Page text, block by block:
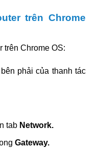
trên Chrome
trên Chrome OS:
phải của thanh tác
tab Network.
Gateway.